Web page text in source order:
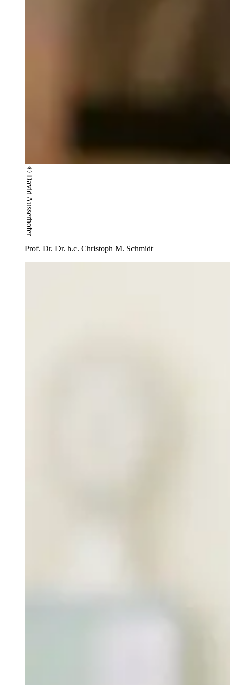
© David Ausserhofer
Prof. Dr. Dr. h.c. Christoph M. Schmidt